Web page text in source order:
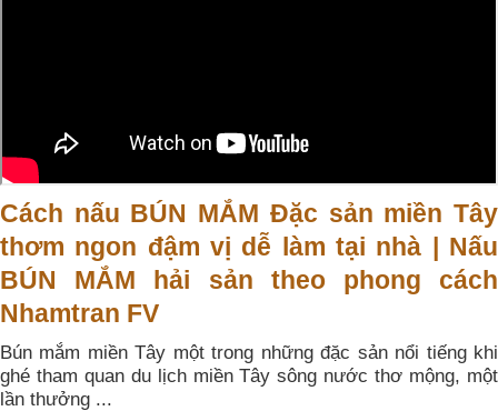
Cách nấu BÚN MẮM Đặc sản miền Tây
thơm ngon đậm vị dễ làm tại nhà | Nấu
BÚN MẮM hải sản theo phong cách
Nhamtran FV
Bún mắm miền Tây một trong những đặc sản nổi tiếng khi
ghé tham quan du lịch miền Tây sông nước thơ mộng, một
lần thưởng ...